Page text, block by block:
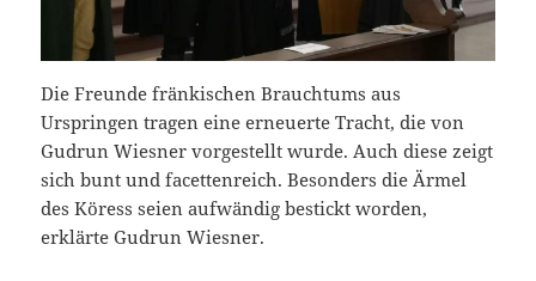
Die Freunde fränkischen Brauchtums aus
Urspringen tragen eine erneuerte Tracht, die von
Gudrun Wiesner vorgestellt wurde. Auch diese zeigt
sich bunt und facettenreich. Besonders die Ärmel
des Köress seien aufwändig bestickt worden,
erklärte Gudrun Wiesner.